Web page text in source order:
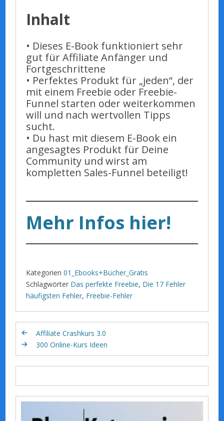
Inhalt
• Dieses E-Book funktioniert sehr
gut für Affiliate Anfänger und
Fortgeschrittene
• Perfektes Produkt für „jeden“, der
mit einem Freebie oder Freebie-
Funnel starten oder weiterkommen
will und nach wertvollen Tipps
sucht.
• Du hast mit diesem E-Book ein
angesagtes Produkt für Deine
Community und wirst am
kompletten Sales-Funnel beteiligt!
Mehr Infos hier!
Kategorien 01_Ebooks+Bücher_Gratis
Schlagwörter Das perfekte Freebie, Die 17 Fehler
häufigsten Fehler, Freebie-Fehler
Affiliate Crashkurs 3.0
300 Online-Kurs Ideen